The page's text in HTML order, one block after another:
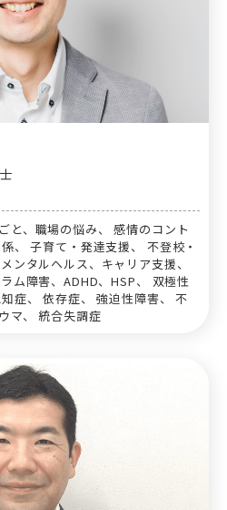
と、職場の悩み、 感情のコント
、 子育て・発達支援、 不登校・
ンタルヘルス、キャリア支援、
ム障害、ADHD、HSP、 双極性
症、 依存症、 強迫性障害、 不
マ、 統合失調症